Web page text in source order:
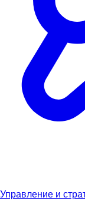
Управление и